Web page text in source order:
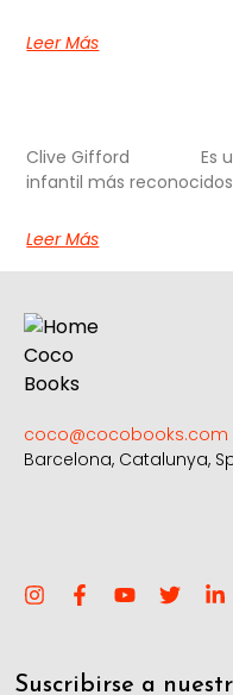
Leer Más
Clive Gifford Es uno
infantil más
Leer Más
coco@cocobooks.com
Barcelona, Catalunya,
Suscribirse a